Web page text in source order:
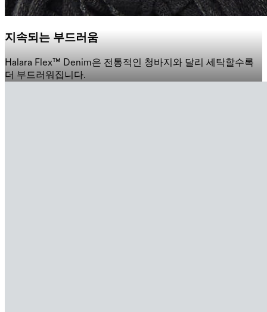
지속되는 부드러움
Halara Flex™ Denim은 전통적인 청바지와 달리 세탁할수록
더 부드러워집니다.